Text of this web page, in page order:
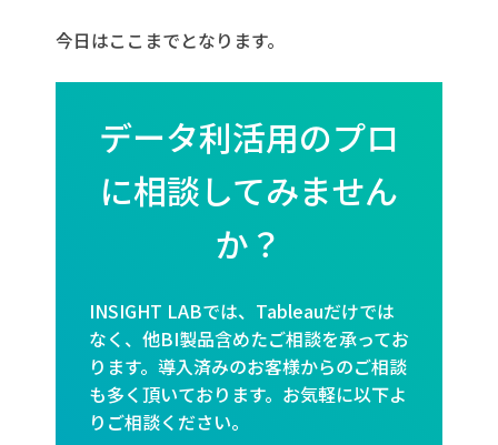
今日はここまでとなります。
データ利活用のプロ
に相談してみません
か？
INSIGHT LABでは、Tableauだけでは
なく、他BI製品含めたご相談を承ってお
ります。導入済みのお客様からのご相談
も多く頂いております。お気軽に以下よ
りご相談ください。